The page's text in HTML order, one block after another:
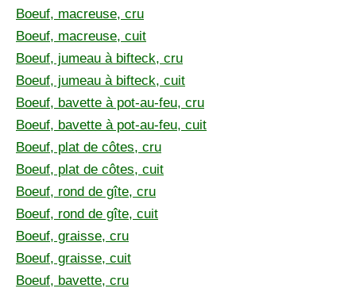
Boeuf, macreuse, cru
Boeuf, macreuse, cuit
Boeuf, jumeau à bifteck, cru
Boeuf, jumeau à bifteck, cuit
Boeuf, bavette à pot-au-feu, cru
Boeuf, bavette à pot-au-feu, cuit
Boeuf, plat de côtes, cru
Boeuf, plat de côtes, cuit
Boeuf, rond de gîte, cru
Boeuf, rond de gîte, cuit
Boeuf, graisse, cru
Boeuf, graisse, cuit
Boeuf, bavette, cru